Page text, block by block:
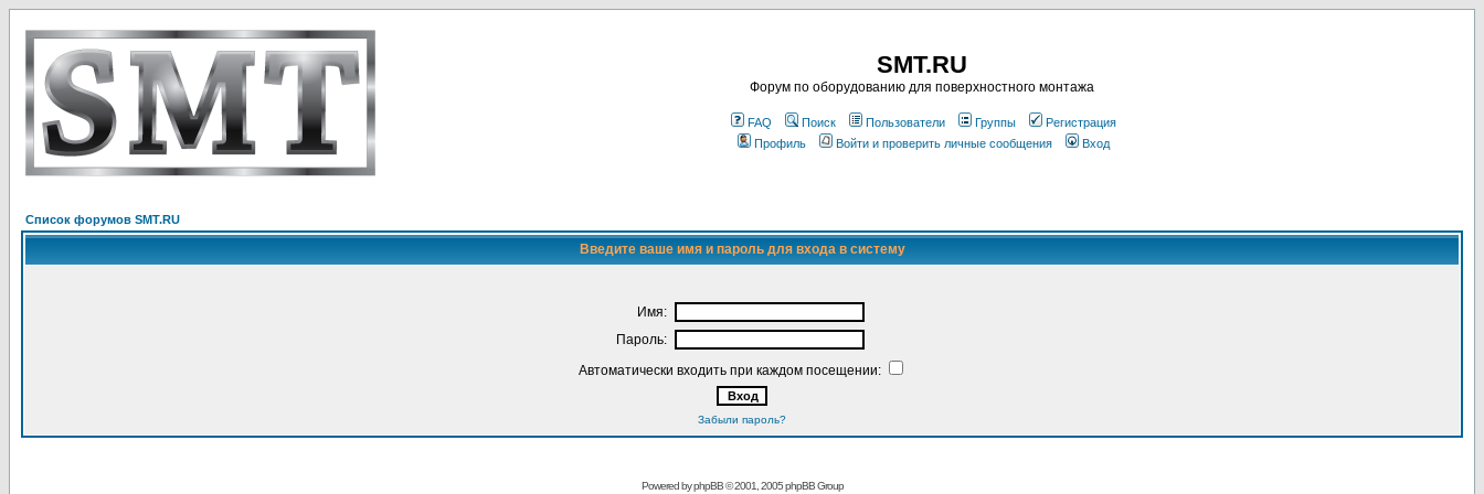
SMT.RU
Форум по оборудованию для поверхностного монтажа
FAQ Поиск Пользователи Группы
Регистрация
Профиль
Войти и проверить личные сообщения Вход
Список форумов SMT.RU
Введите ваше имя и пароль для входа в систему
Имя:
Пароль:
Автоматически входить при каждом посещении:
Забыли пароль?
Powered byphpBB© 2001, 2005 phpBB Group